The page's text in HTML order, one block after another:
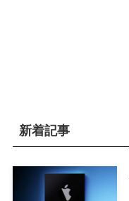
新着記事